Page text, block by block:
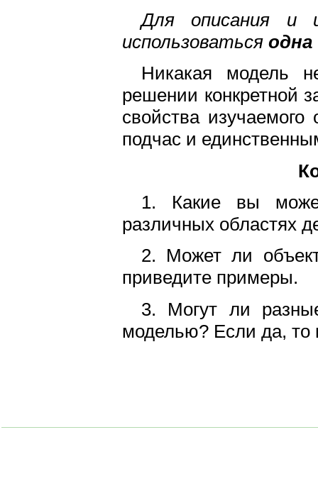
Для описания и
использоваться
Никакая модель
решении конкретной
свойства
подчас и
1. Какие вы
различных областях
2. Может ли
приведите примеры.
3. Могут ли
моделью? Если да, то